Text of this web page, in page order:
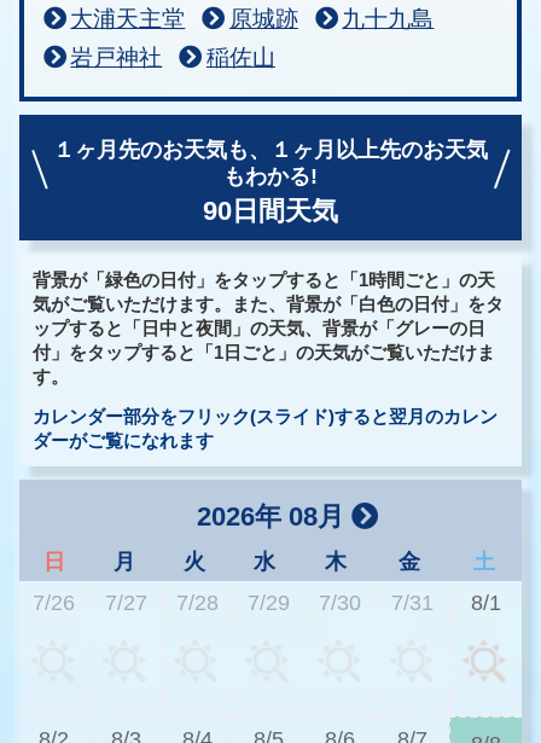
大浦天主堂
原城跡
九十九島
岩戸神社
稲佐山
１ヶ月先のお天気も、
１ヶ月以上先のお天気
もわかる!
90日間天気
背景が「緑色の日付」をタップすると「1時間ごと」の天
気がご覧いただけます。また、背景が「白色の日付」をタ
ップすると「日中と夜間」の天気、背景が「グレーの日
付」をタップすると「1日ごと」の天気がご覧いただけま
す。
カレンダー部分をフリック(スライド)すると翌月のカレン
ダーがご覧になれます
2026年 08月
日 月 火 水 木 金
土
7/26
7/27 7/28 7/29 7/30 7/31 8/1